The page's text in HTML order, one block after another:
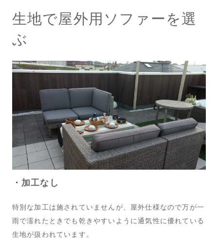
生地で屋外用ソファーを選
ぶ
・加工なし
特別な加工は施されていませんが、屋外仕様なので万が一
雨で濡れたときでも乾きやすいように通気性に優れている
生地が扱われています。